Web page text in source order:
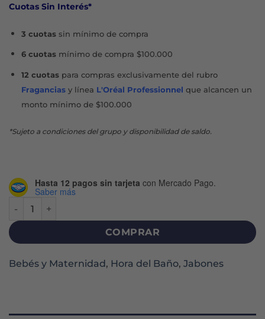
Cuotas Sin Interés*
3 cuotassin mínimo de compra
6 cuotasmínimo de compra $100.000
12 cuotaspara compras exclusivamente del rubro
Fraganciasy línea L'Oréal Professionnel que alcancen un
monto mínimo de $100.000
*Sujeto a condiciones del grupo y disponibilidad de saldo.
Hasta 12 pagos sin tarjeta con Mercado Pago.
Saber más
COMPRAR
Bebés y Maternidad, Hora del Baño, Jabones